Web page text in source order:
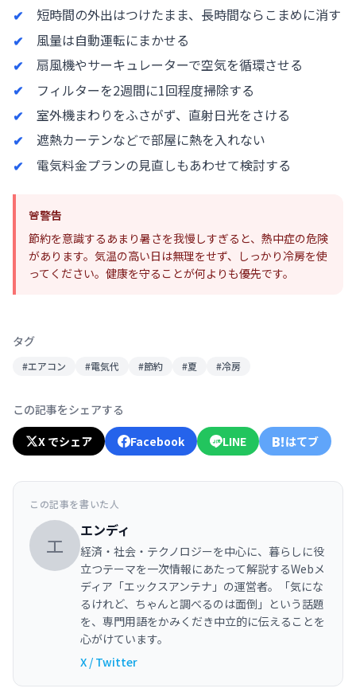
短時間の外出はつけたまま、長時間ならこまめに消す
風量は自動運転にまかせる
扇風機やサーキュレーターで空気を循環させる
フィルターを2週間に1回程度掃除する
室外機まわりをふさがず、直射日光をさける
遮熱カーテンなどで部屋に熱を入れない
電気料金プランの見直しもあわせて検討する
🚨警告
節約を意識するあまり暑さを我慢しすぎると、熱中症の危険
があります。気温の高い日は無理をせず、しっかり冷房を使
ってください。健康を守ることが何よりも優先です。
タグ
#エアコン #電気代 #節約 #夏 #冷房
この記事をシェアする
X でシェア
Facebook LINE B!はてブ
この記事を書いた人
エ
エンディ
経済・社会・テクノロジーを中心に、暮らしに役
立つテーマを一次情報にあたって解説するWebメ
ディア「エックスアンテナ」の運営者。「気にな
るけれど、ちゃんと調べるのは面倒」という話題
を、専門用語をかみくだき中立的に伝えることを
心がけています。
X / Twitter